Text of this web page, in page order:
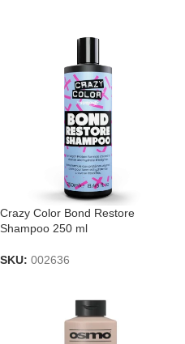
Crazy Color Bond Restore
Shampoo 250 ml
SKU: 002636